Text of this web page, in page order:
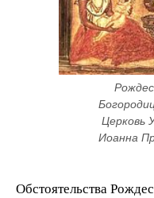
Церковь
Иоанна
Обстоятельства